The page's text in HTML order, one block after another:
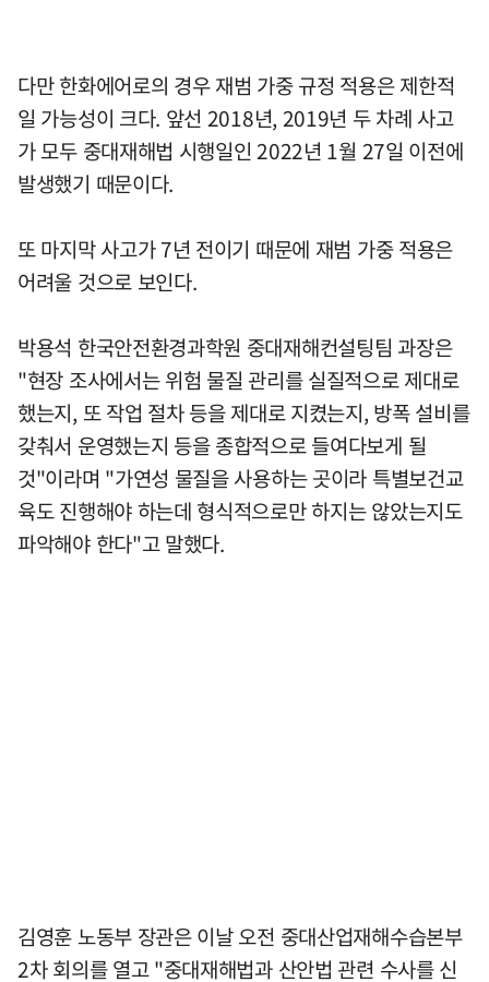
다만 한화에어로의 경우 재범 가중 규정 적용은 제한적
일 가능성이 크다. 앞선 2018년, 2019년 두 차례 사고
가 모두 중대재해법 시행일인 2022년 1월 27일 이전에
발생했기 때문이다.
또 마지막 사고가 7년 전이기 때문에 재범 가중 적용은
어려울 것으로 보인다.
박용석 한국안전환경과학원 중대재해컨설팅팀 과장은
"현장 조사에서는 위험 물질 관리를 실질적으로 제대로
했는지, 또 작업 절차 등을 제대로 지켰는지, 방폭 설비를
갖춰서 운영했는지 등을 종합적으로 들여다보게 될
것"이라며 "가연성 물질을 사용하는 곳이라 특별보건교
육도 진행해야 하는데 형식적으로만 하지는 않았는지도
파악해야 한다"고 말했다.
김영훈 노동부 장관은 이날 오전 중대산업재해수습본부
2차 회의를 열고 "중대재해법과 산안법 관련 수사를 신